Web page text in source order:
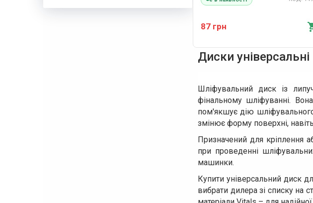
87 грн
Диски універсальні
Шліфувальний диск із
фінальному шліфуванні.
пом'якшує дію
змінює форму поверхні,
Призначений для кріплення
при проведенні
машинки.
Купити універсальний диск
вибрати дилера зі списку на